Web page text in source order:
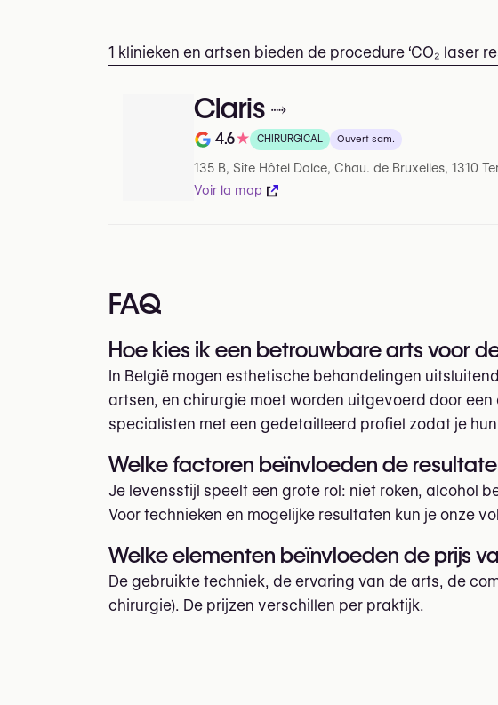
1 klinieken en artsen bieden de procedure ‘CO₂ laser
Claris
Note de sur 5 sur Google
4.6★ CHIRURGICAL Ouvert sam.
135 B, Site Hôtel Dolce, Chau. de Bruxelles, 1310
Voir la map
FAQ
Hoe kies ik een betrouwbare arts voor
In België mogen esthetische behandelingen
artsen, en chirurgie moet worden uitgevoerd door
specialisten met een gedetailleerd profiel zodat je
Welke factoren beïnvloeden de
Je levensstijl speelt een grote rol: niet roken, alcohol
Voor technieken en mogelijke resultaten kun je onze
Welke elementen beïnvloeden de prijs
De gebruikte techniek, de ervaring van de arts, de
chirurgie). De prijzen verschillen per praktijk.